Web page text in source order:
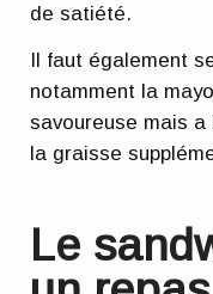
de satiété.
Il faut également
notamment la
savoureuse mais a
la graisse
Le